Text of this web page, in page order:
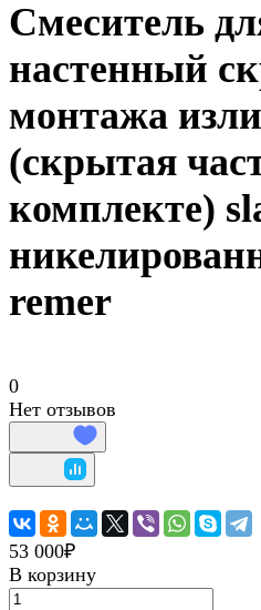
Смеситель
настенный
монтажа
(скрытая
комплекте)
remer
0
Нет отзывов
53 000₽
В корзину